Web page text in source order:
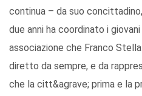
continua – da suo
due anni ha coordinato i
associazione che Franco
diretto da sempre, e da
che la citt&agrave; prima e la